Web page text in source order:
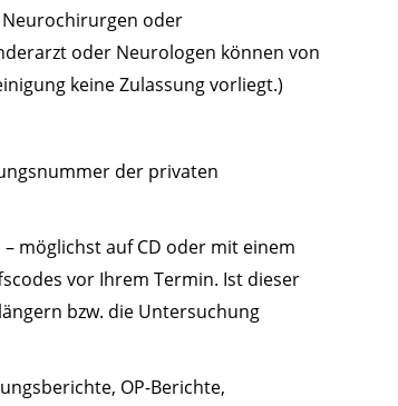
oder
oder Neurologen können von
keine Zulassung vorliegt.)
der privaten
möglichst auf CD oder mit einem
vor Ihrem Termin. Ist dieser
bzw. die Untersuchung
OP-Berichte,